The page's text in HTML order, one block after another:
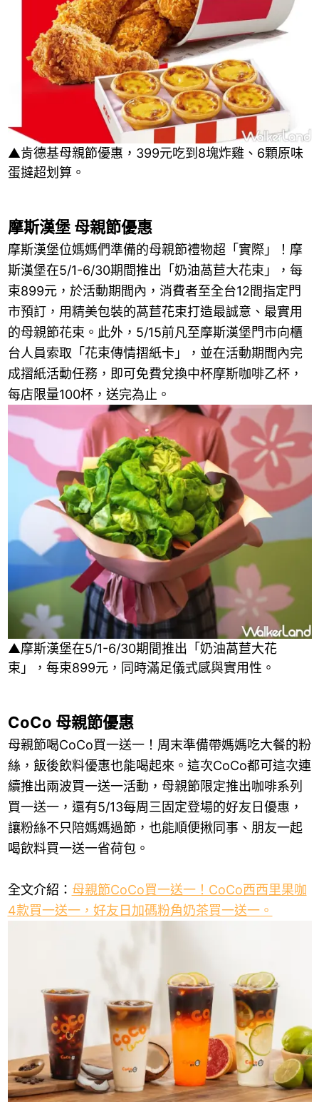
▲肯德基母親節優惠，399元吃到8塊炸雞、6顆原味
蛋撻超划算。
摩斯漢堡 母親節優惠
摩斯漢堡位媽媽們準備的母親節禮物超「實際」！摩
斯漢堡在5/1-6/30期間推出「奶油萵苣大花束」，每
束899元，於活動期間內，消費者至全台12間指定門
市預訂，用精美包裝的萵苣花束打造最誠意、最實用
的母親節花束。此外，5/15前凡至摩斯漢堡門市向櫃
台人員索取「花束傳情摺紙卡」，並在活動期間內完
成摺紙活動任務，即可免費兌換中杯摩斯咖啡乙杯，
每店限量100杯，送完為止。
▲摩斯漢堡在5/1-6/30期間推出「奶油萵苣大花
束」，每束899元，同時滿足儀式感與實用性。
CoCo 母親節優惠
母親節喝CoCo買一送一！周末準備帶媽媽吃大餐的粉
絲，飯後飲料優惠也能喝起來。這次CoCo都可這次連
續推出兩波買一送一活動，母親節限定推出咖啡系列
買一送一，還有5/13每周三固定登場的好友日優惠，
讓粉絲不只陪媽媽過節，也能順便揪同事、朋友一起
喝飲料買一送一省荷包。
全文介紹： 母親節CoCo買一送一！CoCo西西里果咖
4款買一送一，好友日加碼粉角奶茶買一送一。